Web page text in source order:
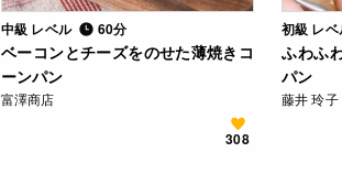
中級 レベル 60分
ベーコンとチーズをのせた薄焼きコ
ーンパン
富澤商店
308
初級 レ
ふわふ
パン
藤井 玲子